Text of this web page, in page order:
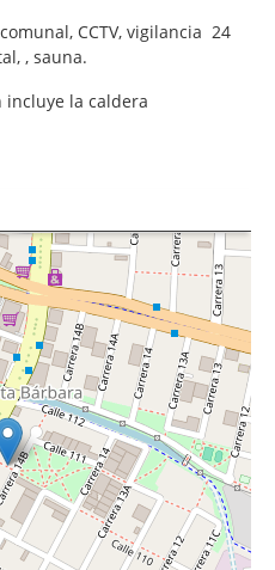
CCTV, vigilancia 24
, sauna.
la caldera